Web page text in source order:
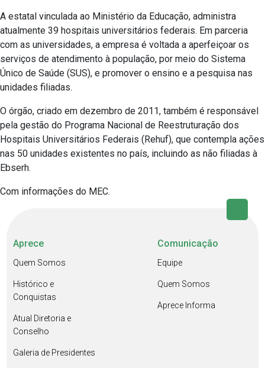
A estatal vinculada ao Ministério da Educação, administra
atualmente 39 hospitais universitários federais. Em parceria
com as universidades, a empresa é voltada a aperfeiçoar os
serviços de atendimento à população, por meio do Sistema
Único de Saúde (SUS), e promover o ensino e a pesquisa nas
unidades filiadas.
O órgão, criado em dezembro de 2011, também é responsável
pela gestão do Programa Nacional de Reestruturação dos
Hospitais Universitários Federais (Rehuf), que contempla ações
nas 50 unidades existentes no país, incluindo as não filiadas à
Ebserh.
Com informações do MEC.
Aprece
Quem Somos
Histórico e
Conquistas
Atual Diretoria e
Conselho
Galeria de Presidentes
Comunicação
Equipe
Quem Somos
Aprece Informa